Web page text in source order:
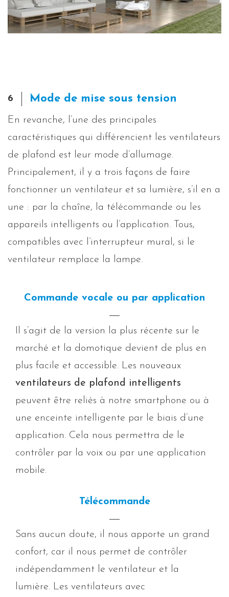
6 Mode de mise sous tension
En revanche, l’une des principales
caractéristiques qui différencient les ventilateurs
de plafond est leur mode d’allumage.
Principalement, il y a trois façons de faire
fonctionner un ventilateur et sa lumière, s’il en a
une : par la chaîne, la télécommande ou les
appareils intelligents ou l’application. Tous,
compatibles avec l’interrupteur mural, si le
ventilateur remplace la lampe.
Commande vocale ou par application
Il s’agit de la version la plus récente sur le
marché et la domotique devient de plus en
plus facile et accessible. Les nouveaux
ventilateurs de plafond intelligents
peuvent être reliés à notre smartphone ou à
une enceinte intelligente par le biais d’une
application. Cela nous permettra de le
contrôler par la voix ou par une application
mobile.
Télécommande
Sans aucun doute, il nous apporte un grand
confort, car il nous permet de contrôler
indépendamment le ventilateur et la
lumière. Les ventilateurs avec